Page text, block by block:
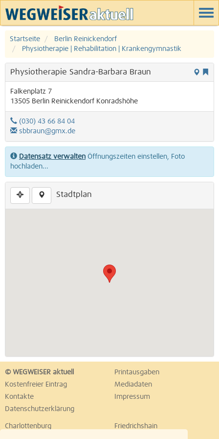
Startseite
Berlin Reinickendorf
Physiotherapie | Rehabilitation | Krankengymnastik
Physiotherapie Sandra-Barbara Braun
Falkenplatz 7
13505 Berlin Reinickendorf Konradshöhe
(030) 43 66 84 04
sbbraun@gmx.de
Datensatz verwalten Öffnungszeiten einstellen, Foto
hochladen...
Stadtplan
© WEGWEISER aktuell
Printausgaben
Kostenfreier Eintrag
Mediadaten
Kontakte
Impressum
Datenschutzerklärung
Charlottenburg
Friedrichshain